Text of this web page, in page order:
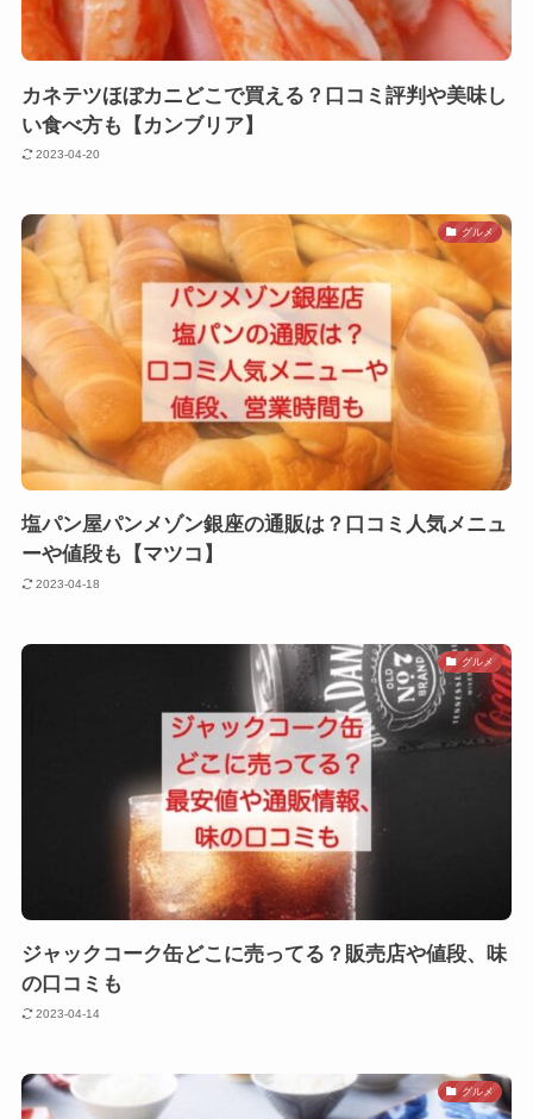
カネテツほぼカニどこで買える？口コミ評判や美味し
い食べ方も【カンブリア】
2023-04-20
グルメ
塩パン屋パンメゾン銀座の通販は？口コミ人気メニュ
ーや値段も【マツコ】
2023-04-18
グルメ
ジャックコーク缶どこに売ってる？販売店や値段、味
の口コミも
2023-04-14
グルメ